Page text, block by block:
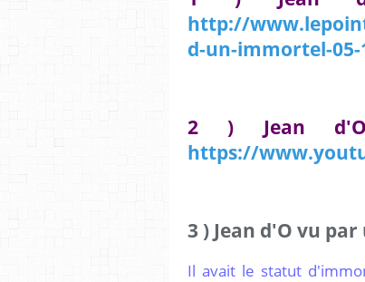
http://
d-un-immortel-05-
2 ) Jean
https://
3 ) Jean d'O vu
Il avait le statut